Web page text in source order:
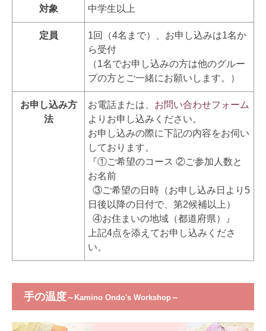
対象 中学生以上
定員
1回（4名まで）、お申し込みは1名か
ら受付
（1名でお申し込みの方は他のグルー
プの方とご一緒にお願いします。）
お申し込み方
法
お電話または、 お問い合わせフォーム
よりお申し込みください。
お申し込みの際に下記の内容をお伺い
しております。
『①ご希望のコース ②ご参加人数と
お名前
③ご希望の日時（お申し込み日より5
日後以降の日付で、第2候補以上）
④お住まいの地域（都道府県）』
上記4点を添えてお申し込みくださ
い。
手の温度～Kamino Ondo's Workshop～